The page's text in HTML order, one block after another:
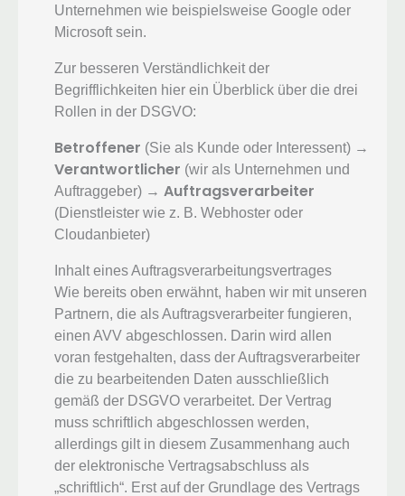
Unternehmen wie beispielsweise Google oder
Microsoft sein.
Zur besseren Verständlichkeit der
Begrifflichkeiten hier ein Überblick über die drei
Rollen in der DSGVO:
Betroffener (Sie als Kunde oder Interessent) →
Verantwortlicher (wir als Unternehmen und
Auftraggeber) → Auftragsverarbeiter
(Dienstleister wie z. B. Webhoster oder
Cloudanbieter)
Inhalt eines Auftragsverarbeitungsvertrages
Wie bereits oben erwähnt, haben wir mit unseren
Partnern, die als Auftragsverarbeiter fungieren,
einen AVV abgeschlossen. Darin wird allen
voran festgehalten, dass der Auftragsverarbeiter
die zu bearbeitenden Daten ausschließlich
gemäß der DSGVO verarbeitet. Der Vertrag
muss schriftlich abgeschlossen werden,
allerdings gilt in diesem Zusammenhang auch
der elektronische Vertragsabschluss als
„schriftlich“. Erst auf der Grundlage des Vertrags